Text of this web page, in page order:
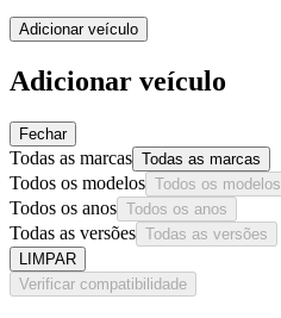
Adicionar veículo
Adicionar veículo
Fechar
Todas as marcas Todas as marcas
Todos os modelos Todos os modelos
Todos os anos Todos os anos
Todas as versões Todas as versões
LIMPAR
Verificar compatibilidade